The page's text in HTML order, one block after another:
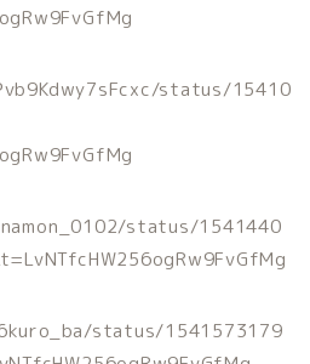
status/15410
status/1541440
status/1541573179